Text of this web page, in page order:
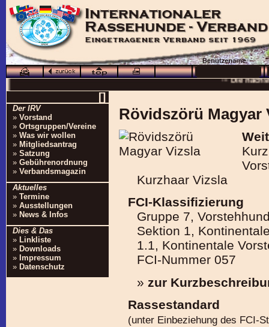
[]
Der IRV
» Vorstand
» Ortsgruppen/Vereine
» Was wir wollen
» Mitgliedsantrag
» Satzung
» Gebührenordnung
» Verbandsmagazin
Aktuelles
» Termine
» Ausstellungen
» News & Infos
Dies & Das
» Linkliste
» Downloads
» Impressum
» Datenschutz
Rövidszörü Magyar
Kurzhaar Vizsla
FCI-Klassifizierung
Gruppe 7,
Sektion 1,
1.1, Kontinentale
FCI-Nummer 057
» zur
Rassestandard
(unter Einbeziehung des FCI-
···
··· Die
··· Besuchen Sie